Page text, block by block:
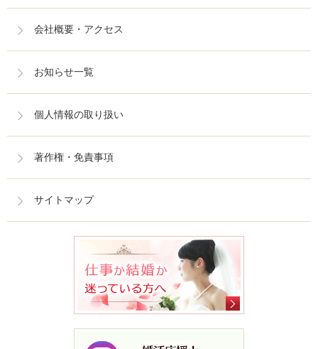
会社概要・アクセス
お知らせ一覧
個人情報の取り扱い
著作権・免責事項
サイトマップ